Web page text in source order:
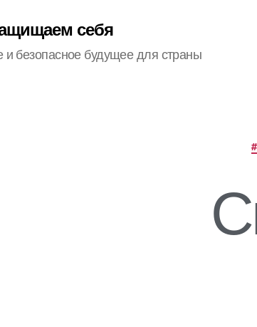
себя
безопасное будущее для страны